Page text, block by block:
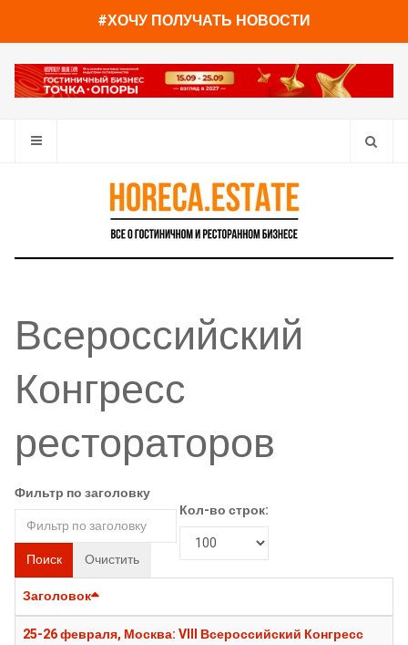
#ХОЧУ ПОЛУЧАТЬ НОВОСТИ
Всероссийский
Конгресс
рестораторов
Фильтр по заголовку
Поиск Очистить
Кол-во строк:
Заголовок
25-26 февраля, Москва: VIII Всероссийский Конгресс